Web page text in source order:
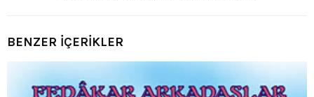
BENZER İÇERİKLER